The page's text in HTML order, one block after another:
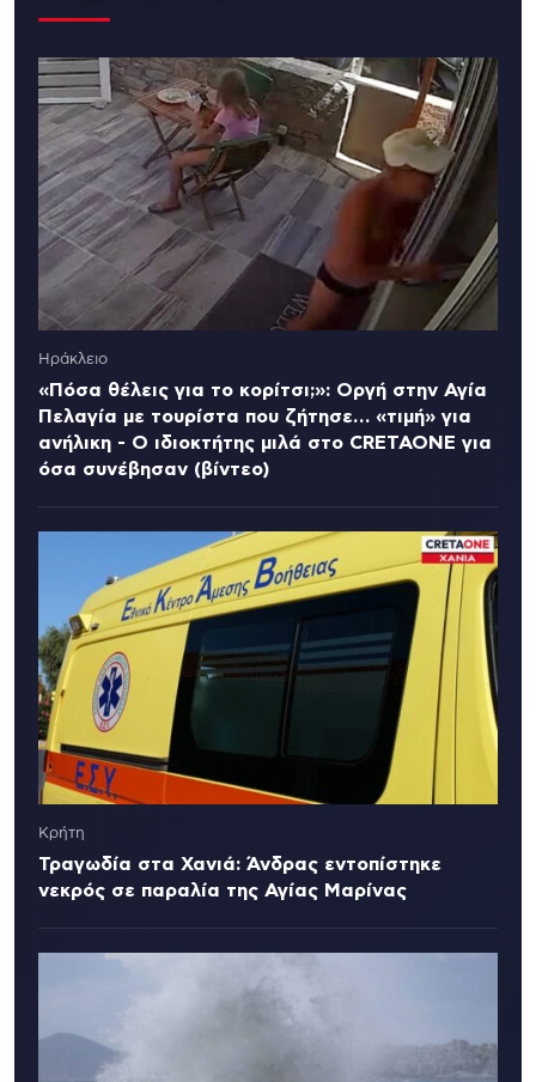
Ηράκλειο
«Πόσα θέλεις για το κορίτσι;»: Οργή στην Αγία
Πελαγία με τουρίστα που ζήτησε… «τιμή» για
ανήλικη - Ο ιδιοκτήτης μιλά στο CRETAONE για
όσα συνέβησαν (βίντεο)
Κρήτη
Τραγωδία στα Χανιά: Άνδρας εντοπίστηκε
νεκρός σε παραλία της Αγίας Μαρίνας